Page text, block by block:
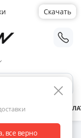
Скачать
все верно
С НАМИ